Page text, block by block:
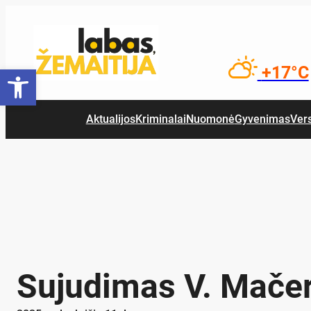
Open toolbar +17°C
AktualijosKriminalai NuomonėGyvenimas
Sujudimas V.